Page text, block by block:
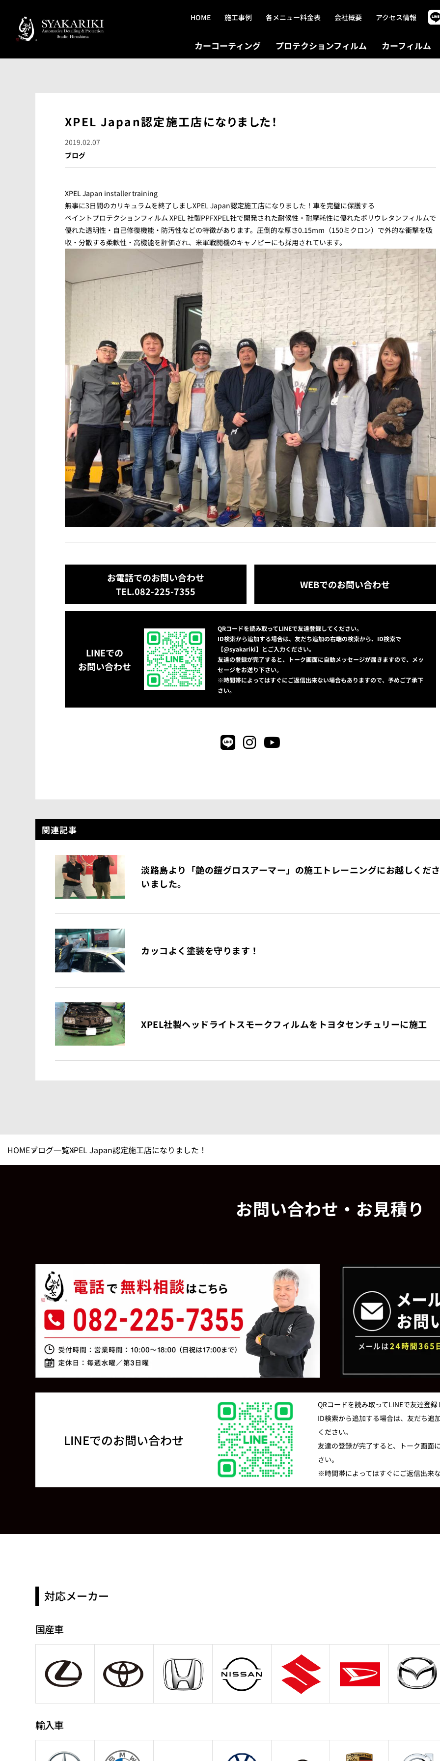
HOME 施工事例 各メニュー料金表 会社概要 アクセス情報
カーコーティング プロテクションフィルム カーフィルム
XPEL Japan認定施工店になりました！
2019.02.07
ブログ
XPEL Japan installer training
無事に3日間のカリキュラムを終了しましXPEL Japan認定施工店になりました！車を完璧に保護する
ペイントプロテクションフィルム XPEL 社製PPFXPEL社で開発された耐候性・耐摩耗性に優れたポリウレタンフィルムで
優れた透明性・自己修復機能・防汚性などの特徴があります。圧倒的な厚さ0.15mm（150ミクロン）で外的な衝撃を吸
収・分散する柔軟性・高機能を評価され、米軍戦闘機のキャノピーにも採用されています。
お電話でのお問い合わせ
TEL.082-225-7355
WEBでのお問い合わせ
LINEでの
お問い合わせ
QRコードを読み取ってLINEで友達登録してください。
ID検索から追加する場合は、友だち追加の右端の検索から、ID検索で
【@syakariki】とご入力ください。
友達の登録が完了すると、トーク画面に自動メッセージが届きますので、メッ
セージをお送り下さい。
※時間帯によってはすぐにご返信出来ない場合もありますので、予めご了承下
さい。
関連記事
淡路島より「艶の鎧グロスアーマー」の施工トレーニングにお越しくださ
いました。
カッコよく塗装を守ります！
XPEL社製ヘッドライトスモークフィルムをトヨタセンチュリーに施工
HOMEブログ一覧XPEL Japan認定施工店になりました！
お問い合わせ・お見積り
LINEでのお問い合わせ
QRコードを読み取ってLINEで友達登
ID検索から追加する場合は、友だち追
ください。
友達の登録が完了すると、トーク画面
さい。
※時間帯によってはすぐにご返信出来
対応メーカー
国産車
輸入車